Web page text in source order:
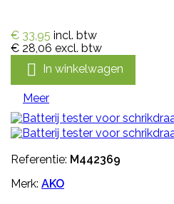
€ 33,95 incl. btw
€ 28,06 excl. btw
 In winkelwagen
Meer
Referentie: M442369
Merk: AKO